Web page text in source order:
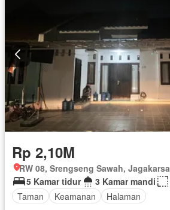
Rp 2,10M
5 Kamar tidur
3 Kamar mandi
Taman
Keamanan Halaman